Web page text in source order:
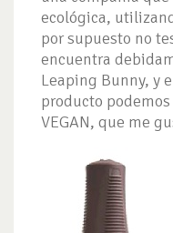
ecológica,
por supuesto no
encuentra
Leaping Bunny, y
producto
VEGAN, que me